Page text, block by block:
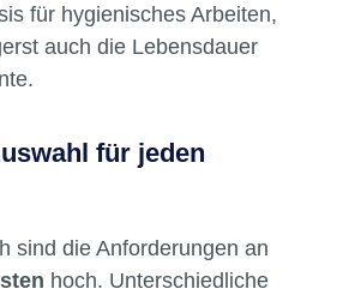
für hygienisches Arbeiten,
auch die Lebensdauer
für jeden
sind die Anforderungen an
hoch. Unterschiedliche